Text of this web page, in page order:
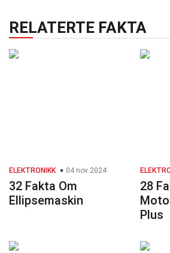
RELATERTE FAKTA
ELEKTRONIKK 04 nov 2024
32 Fakta Om
Ellipsemaskin
28
Plus